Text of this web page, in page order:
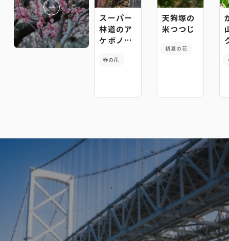
スーパー
林道のア
ケボノツ
春の花
天狗塚の
米つつじ
初夏の花